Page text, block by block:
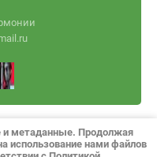
Industry
и метаданные. Продолжая
использование нами файлов